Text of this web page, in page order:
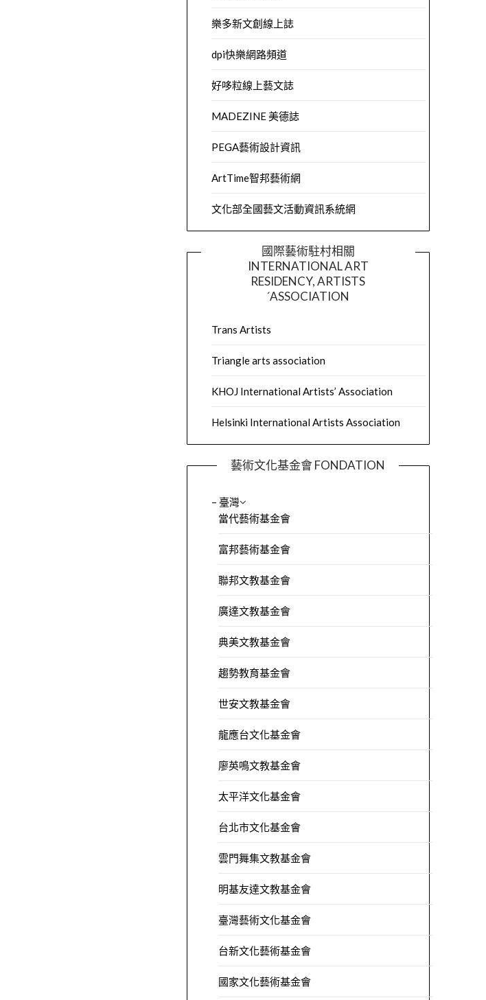
樂多新文創線上誌
dpi快樂網路頻道
好哆粒線上藝文誌
MADEZINE 美德誌
PEGA藝術設計資訊
ArtTime智邦藝術網
文化部全國藝文活動資訊系統網
國際藝術駐村相關
INTERNATIONAL ART
RESIDENCY, ARTISTS
´ASSOCIATION
Trans Artists
Triangle arts association
KHOJ International Artists’ Association
Helsinki International Artists Association
藝術文化基金會 FONDATION
– 臺灣
當代藝術基金會
富邦藝術基金會
聯邦文教基金會
廣達文教基金會
典美文教基金會
趨勢教育基金會
世安文教基金會
龍應台文化基金會
廖英鳴文教基金會
太平洋文化基金會
台北市文化基金會
雲門舞集文教基金會
明基友達文教基金會
臺灣藝術文化基金會
台新文化藝術基金會
國家文化藝術基金會